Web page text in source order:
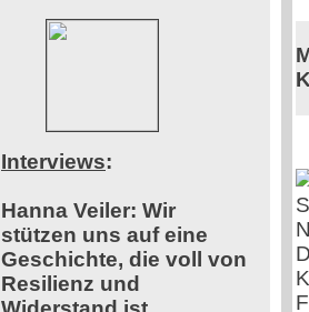
Interviews:
Hanna Veiler: Wir
stützen uns auf eine
Geschichte, die voll von
Resilienz und